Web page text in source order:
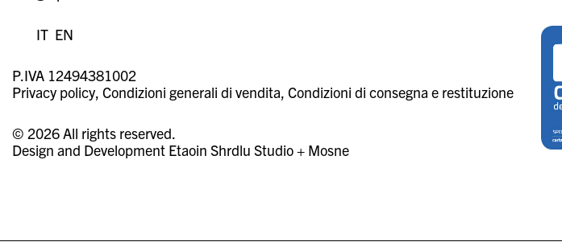
IT EN
P.IVA 12494381002
Privacy policy Condizioni generali di vendita Condizioni di consegna e restituzione
© 2026 All rights reserved.
Design and Development Etaoin Shrdlu Studio+ Mosne